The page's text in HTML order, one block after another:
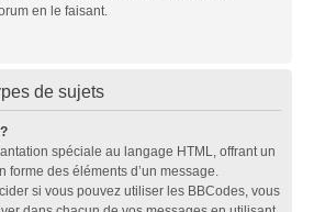
en le faisant.
de sujets
spéciale au langage HTML, offrant un
forme des éléments d’un message.
si vous pouvez utiliser les BBCodes, vous